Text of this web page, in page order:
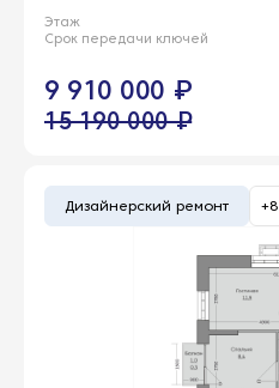
Этаж
Срок передачи ключей
9 910 000 ₽
15 190 000 ₽
Дизайнерский ремонт +8